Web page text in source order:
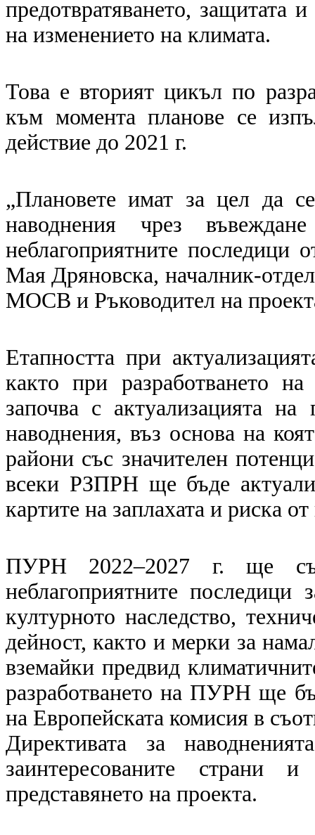
предотвратяването, защитата
на изменението на климата.
Това е вторият цикъл по
към момента планове се
действие до 2021 г.
„Плановете имат за цел да
наводнения чрез
неблагоприятните последици
Мая Дряновска, началник-
МОСВ и Ръководител на
Етапността при
както при разработването
започва с актуализацията
наводнения, въз основа на
райони със значителен
всеки РЗПРН ще бъде
картите на заплахата и риска
ПУРН 2022–2027 г. ще
неблагоприятните последици
културното наследство,
дейност, както и мерки за
вземайки предвид
разработването на ПУРН ще
на Европейската комисия в
Директивата за
заинтересованите страни
представянето на проекта.